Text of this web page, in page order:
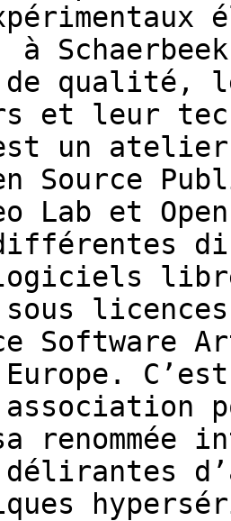
de qualité,
et leur
un
Source
Lab et
Software
Europe.
association
renommée